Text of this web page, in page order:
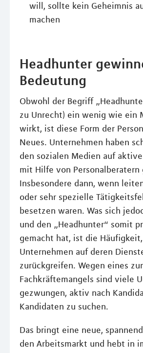
will, sollte kein Geheimnis
machen
Headhunter
Bedeutung
Obwohl der Begriff
zu Unrecht) ein wenig wie ein
wirkt, ist diese Form der
Neues. Unternehmen haben
den sozialen Medien auf
mit Hilfe von Personalberatern
Insbesondere dann, wenn
oder sehr spezielle
besetzen waren. Was sich
und den „Headhunter“ somit
gemacht hat, ist die
Unternehmen auf deren
zurückgreifen. Wegen eines
Fachkräftemangels sind viele
gezwungen, aktiv nach
Kandidaten zu suchen.
Das bringt eine neue,
den Arbeitsmarkt und hebt in